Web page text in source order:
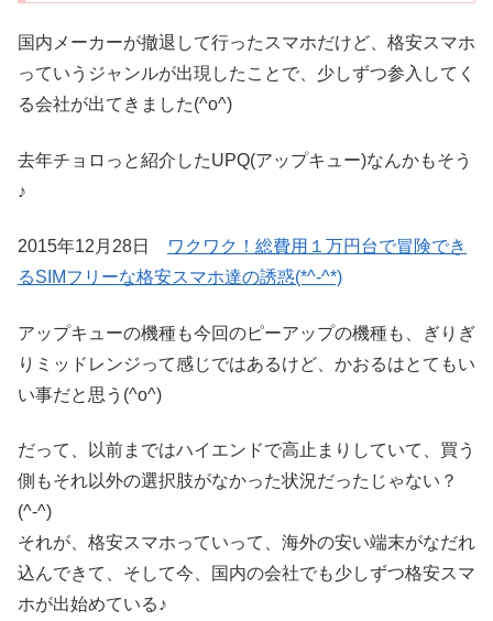
国内メーカーが撤退して行ったスマホだけど、格安スマホ
っていうジャンルが出現したことで、少しずつ参入してく
る会社が出てきました(^o^)
去年チョロっと紹介したUPQ(アップキュー)なんかもそう
♪
2015年12月28日
ワクワク！総費用１万円台で冒険でき
るSIMフリーな格安スマホ達の誘惑(*^-^*)
アップキューの機種も今回のピーアップの機種も、ぎりぎ
りミッドレンジって感じではあるけど、かおるはとてもい
い事だと思う(^o^)
だって、以前まではハイエンドで高止まりしていて、買う
側もそれ以外の選択肢がなかった状況だったじゃない？
(^-^)
それが、格安スマホっていって、海外の安い端末がなだれ
込んできて、そして今、国内の会社でも少しずつ格安スマ
ホが出始めている♪